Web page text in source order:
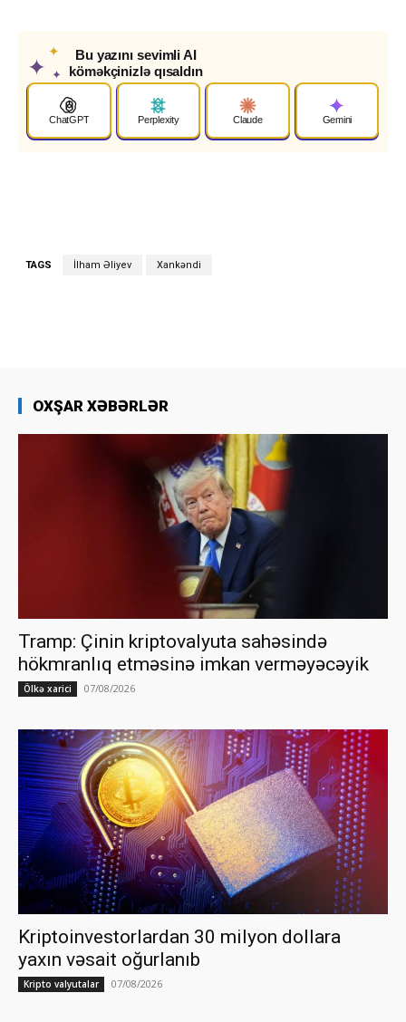
✦
✦
✦
Bu yazını sevimli AI
köməkçinizlə qısaldın
ChatGPT Perplexity Claude Gemini
TAGS İlham Əliyev Xankəndi
OXŞAR XƏBƏRLƏR
Tramp: Çinin kriptovalyuta sahəsində
hökmranlıq etməsinə imkan verməyəcəyik
Ölkə xarici 07/08/2026
Kriptoinvestorlardan 30 milyon dollara
yaxın vəsait oğurlanıb
Kripto valyutalar 07/08/2026